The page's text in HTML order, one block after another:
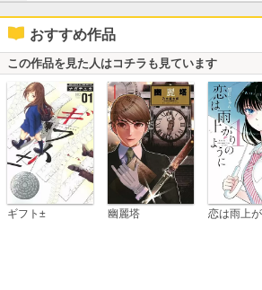
おすすめ作品
この作品を見た人はコチラも見ています
ギフト± 幽麗塔